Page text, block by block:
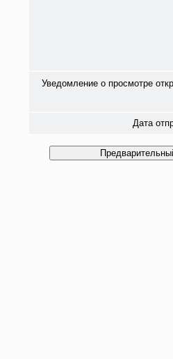
Уведомление о просмотре
Дата